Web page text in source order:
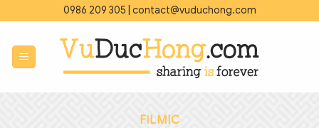
qua
nội
dung
0986 209 305 contact@vuduchong.com
FILMIC